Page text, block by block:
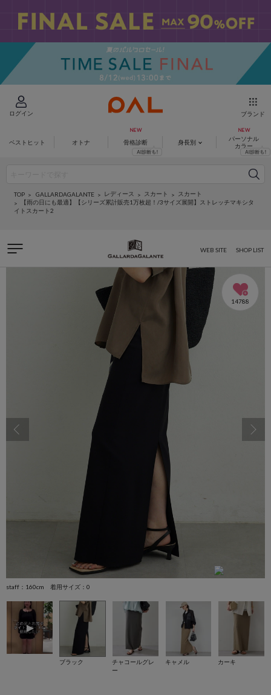
ログイン ブランド
ベストヒット オトナ 骨格診断 身長別
パーソナル
カラー
TOP GALLARDAGALANTE レディース スカート
スカート
【雨の日にも最適】【シリーズ累計販売1万枚超！/3サイズ展開】ストレッチマキシタ
イトスカート2
SHOP LIST
WEB SITE
14788
staff：160cm 着用サイズ：0
ブラック
チャコールグレ
ー
キャメル カーキ